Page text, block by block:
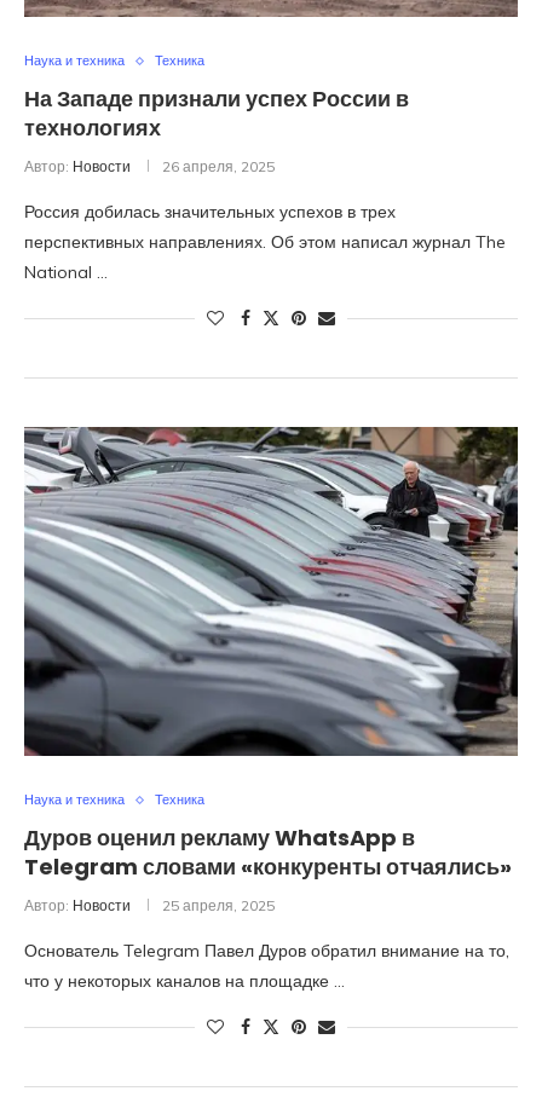
Наука и техника Техника
На Западе признали успех России в
технологиях
Автор: Новости 26 апреля, 2025
Россия добилась значительных успехов в трех
перспективных направлениях. Об этом написал журнал The
National …
Наука и техника Техника
Дуров оценил рекламу WhatsApp в
Telegram словами «конкуренты отчаялись»
Автор: Новости 25 апреля, 2025
Основатель Telegram Павел Дуров обратил внимание на то,
что у некоторых каналов на площадке …